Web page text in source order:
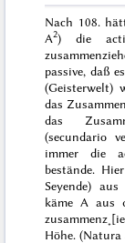
Nach 108.
A2) die
passive, daß
(Geisterwelt)
das
das
(secundario
immer die
bestände.
Seyende)
käme Aaus
Höhe. (Natura